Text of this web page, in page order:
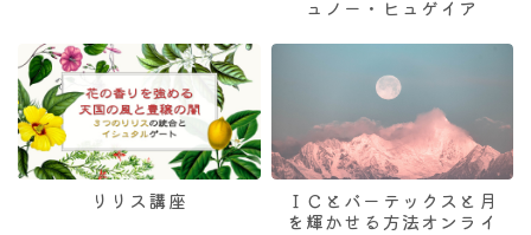
ュノー・ヒュゲイア
リリス講座
ＩＣとバーテックスと月
を輝かせる方法オンライ